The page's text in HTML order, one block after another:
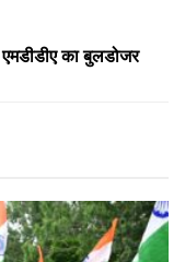
एमडीडीए का बुलडोजर